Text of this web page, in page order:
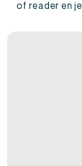
of reader en